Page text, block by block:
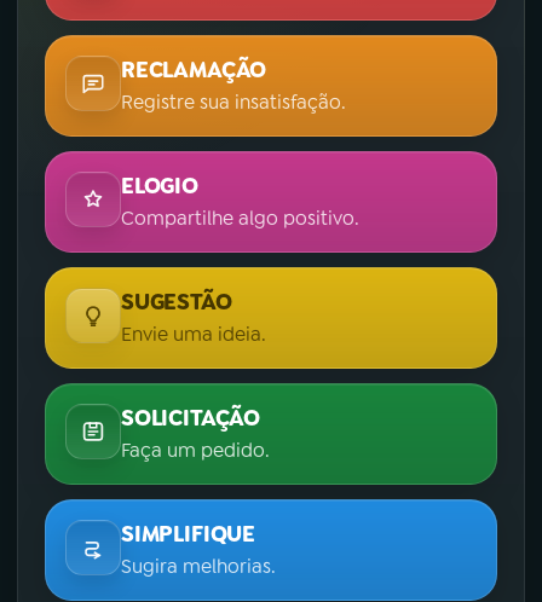
RECLAMAÇÃO
Registre sua insatisfação.
ELOGIO
Compartilhe algo positivo.
SUGESTÃO
Envie uma ideia.
SOLICITAÇÃO
Faça um pedido.
SIMPLIFIQUE
Sugira melhorias.